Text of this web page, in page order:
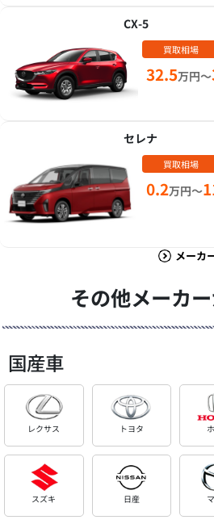
CX-5
買取相場
32.5万円～
セレナ
買取相場
0.2万円～
メーカ
その他メーカ
国産車
レクサス トヨタ
スズキ 日産